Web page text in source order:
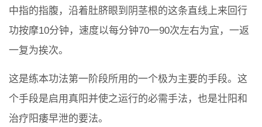
中指的指腹，沿着肚脐眼到阴茎根的这条直线上来回行
功按摩10分钟，速度以每分钟70一90次左右为宜，一返
一复为挨次。
这是练本功法第一阶段所用的一个极为主要的手段。这
个手段是启用真阳并使之运行的必需手法，也是壮阳和
治疗阳痿早泄的要法。